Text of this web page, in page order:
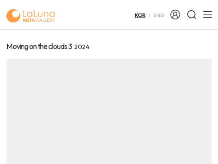
KOR ENG
Moving on the clouds 3 2024